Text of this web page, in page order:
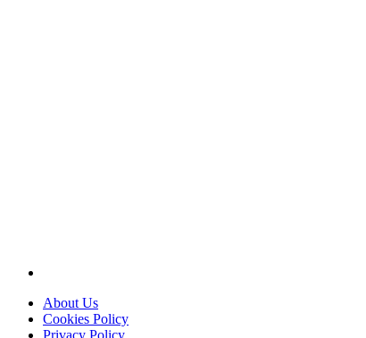
About Us
Cookies Policy